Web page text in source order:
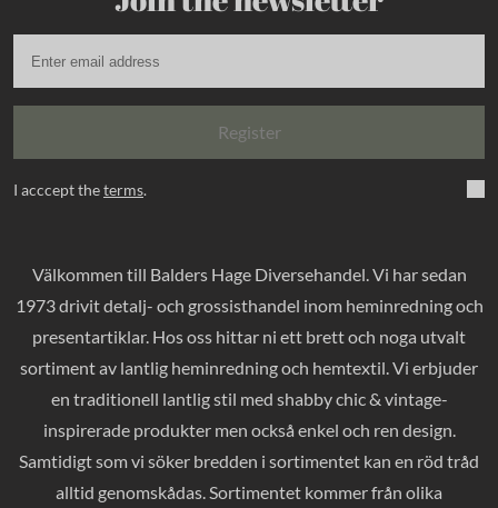
Register
I acccept theterms.
Välkommen till Balders Hage Diversehandel. Vi har sedan
1973 drivit detalj- och grossisthandel inom heminredning och
presentartiklar. Hos oss hittar ni ett brett och noga utvalt
sortiment av lantlig heminredning och hemtextil. Vi erbjuder
en traditionell lantlig stil med shabby chic & vintage-
inspirerade produkter men också enkel och ren design.
Samtidigt som vi söker bredden i sortimentet kan en röd tråd
alltid genomskådas. Sortimentet kommer från olika